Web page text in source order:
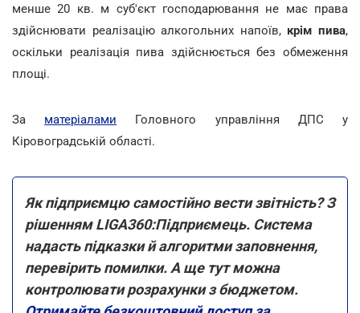
менше 20 кв. м суб'єкт господарювання не має права
здійснювати реалізацію алкогольних напоїв,крім пива,
оскільки реалізація пива здійснюється без обмеження
площі.
За матеріалами Головного управління ДПС у
Кіровоградській області.
Як підприємцю самостійно вести звітність? З
рішенням LIGA360:Підприємець. Система
надасть підказки й алгоритми заповнення,
перевірить помилки. А ще тут можна
контролювати розрахунки з бюджетом.